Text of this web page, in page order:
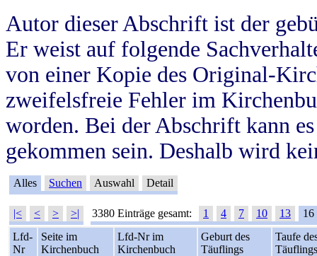
Autor dieser Abschrift ist der
Er weist auf folgende
von einer Kopie des Original-
zweifelsfreie Fehler im
worden. Bei der Abschrift kann
gekommen sein. Deshalb wird
Alles Suchen Auswahl Detail
|< < > >| 3380 Einträge gesamt: 1 4 7 10 13
16
Lfd-
Nr
Seite im
Kirchenbuch
Lfd-Nr im
Kirchenbuch
Geburt des
Täuflings
Taufe
Täuflings